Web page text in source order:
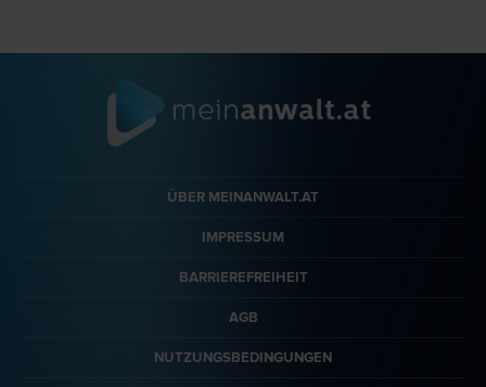
ÜBER MEINANWALT.AT
IMPRESSUM
BARRIEREFREIHEIT
AGB
NUTZUNGSBEDINGUNGEN